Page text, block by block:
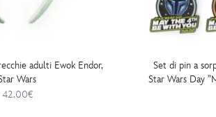
adulti Ewok Endor,
Wars
42.00€
Set di pin a
Star Wars Day